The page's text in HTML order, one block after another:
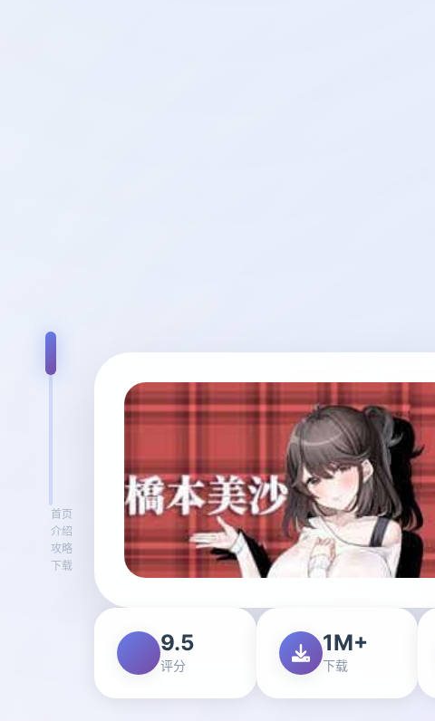
首页
介绍
攻略
下载
9.5
评分
1M+
下载